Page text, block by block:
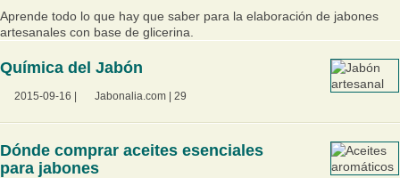
Aprende todo lo que hay que saber para la elaboración de jabones
artesanales con base de glicerina.
Química del Jabón
2015-09-16 Jabonalia.com 29
Dónde comprar aceites esenciales
para jabones